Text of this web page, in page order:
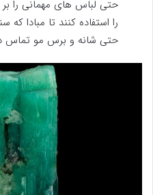
حتی لباس های مهمانی را بر
را استفاده کنند تا مبادا
حتی شانه و برس مو تماس